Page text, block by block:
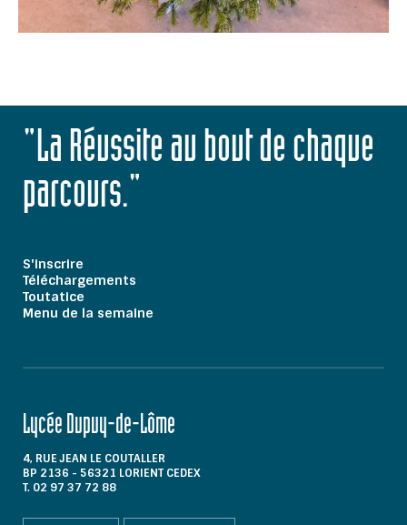
"La Réussite au bout de chaque
parcours."
S'inscrire
Téléchargements
Toutatice
Menu de la semaine
Lycée Dupuy-de-Lôme
4, RUE JEAN LE COUTALLER
BP 2136 - 56321 LORIENT CEDEX
T. 02 97 37 72 88